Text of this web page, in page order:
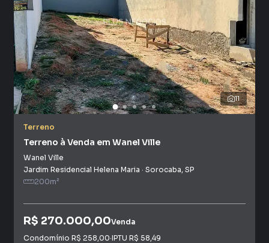
11
Terreno
Terreno à Venda em Wanel Ville
Wanel Ville
Jardim Residencial Helena Maria · Sorocaba, SP
200m²
R$ 270.000,00Venda
Condomínio R$ 258,00·IPTU R$ 58,49